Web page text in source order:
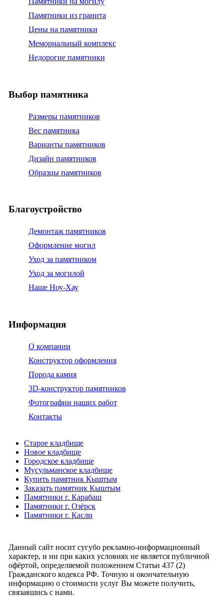
Памятники из гранита
Цены на памятники
Мемориальный комплекс
Недорогие памятники
Выбор памятника
Размеры памятников
Вес памятника
Варианты памятников
Дизайн памятников
Образцы памятников
Благоустройство
Демонтаж памятников
Оформление могил
Уход за памятником
Уход за могилой
Наше Ноу-Хау
Информация
О компании
Конструктор оформления
Порода камня
3D-конструктор памятников
Фотографии наших работ
Контакты
Старое кладбище
Новое кладбище
Городское кладбище
Мусульманское кладбище
Купить памятник Кыштым
Заказать памятник Кыштым
Памятники г. Карабаш
Памятники г. Озёрск
Памятники г. Касли
Данный сайт носит сугубо рекламно-информационный
характер, и ни при каких условиях не является публичной
офёртой, определяемой положением Статьи 437 (2)
Гражданского кодекса РФ. Точную и окончательную
информацию о стоимости услуг Вы можете получить,
связавшись с нами.